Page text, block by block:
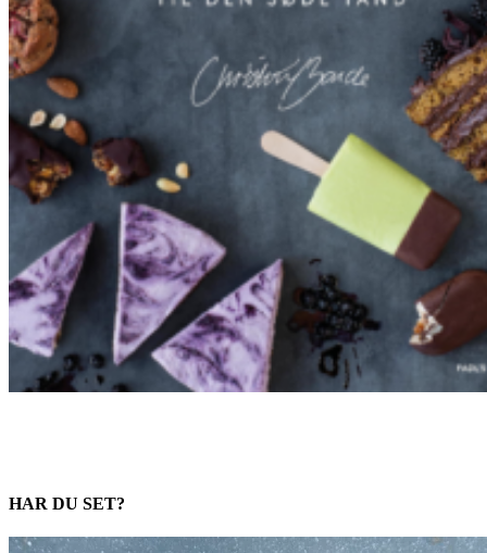
HAR DU SET?